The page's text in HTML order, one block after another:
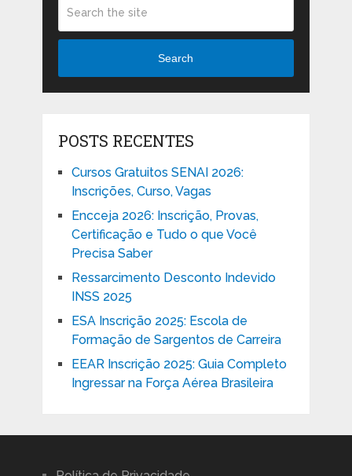
Search
POSTS RECENTES
Cursos Gratuitos SENAI 2026:
Inscrições, Curso, Vagas
Encceja 2026: Inscrição, Provas,
Certificação e Tudo o que Você
Precisa Saber
Ressarcimento Desconto Indevido
INSS 2025
ESA Inscrição 2025: Escola de
Formação de Sargentos de Carreira
EEAR Inscrição 2025: Guia Completo
Ingressar na Força Aérea Brasileira